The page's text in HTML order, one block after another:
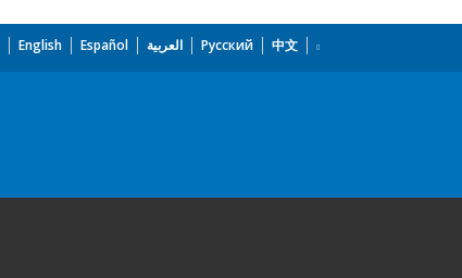
English Español العربية Русский 中文